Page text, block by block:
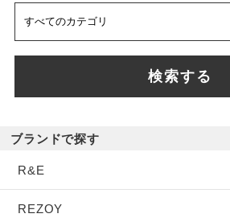
検索する
ブランドで探す
R&E
REZOY